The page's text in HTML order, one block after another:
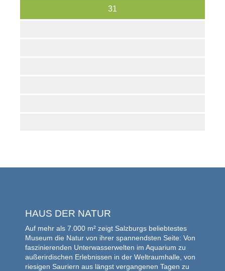
31
HAUS DER NATUR
Auf mehr als 7.000 m² zeigt Salzburgs beliebtestes
Museum die Natur von ihrer spannendsten Seite: Von
faszinierenden Unterwasserwelten im Aquarium zu
außerirdischen Erlebnissen in der Weltraumhalle, von
riesigen Sauriern aus längst vergangenen Tagen zu